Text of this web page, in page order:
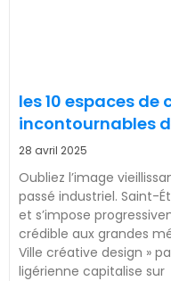
les 10 espaces de
incontournables
28 avril 2025
Oubliez l’image
passé industriel. Saint-
et s’impose
crédible aux grandes
Ville créative design »
ligérienne capitalise sur